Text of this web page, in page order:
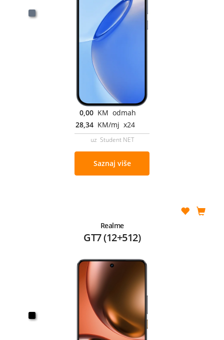
0,00 KM odmah
28,34 KM/mj x24
uz Student NET
Saznaj više
Realme
GT7 (12+512)